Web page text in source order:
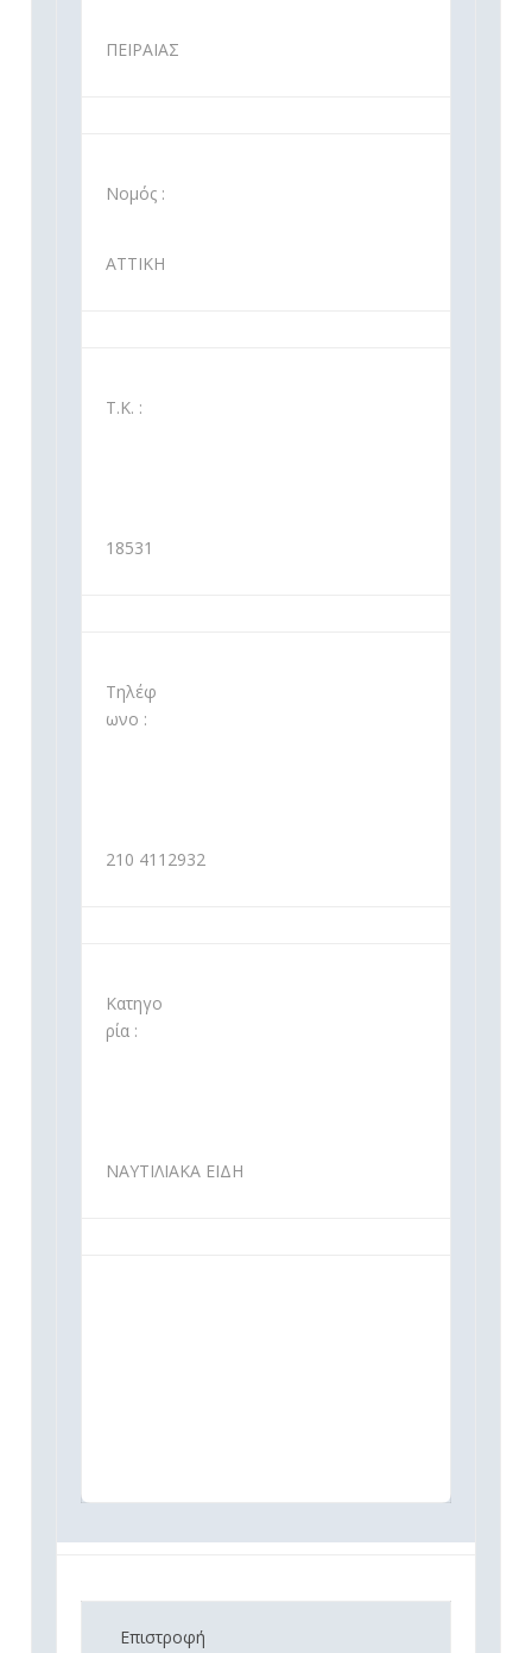
ΠΕΙΡΑΙΑΣ
Νομός :
ΑΤΤΙΚΗ
Τ.Κ. :
18531
Τηλέφ
ωνο :
210 4112932
Κατηγο
ρία :
ΝΑΥΤΙΛΙΑΚΑ ΕΙΔΗ
Επιστροφή